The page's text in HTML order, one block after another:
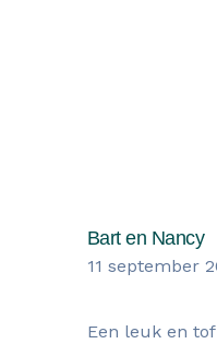
Bart en Nancy
11 september
Een leuk en